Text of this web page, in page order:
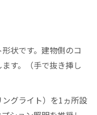
状です。建物側のコ
す。（手で抜き挿し
グライト）を1ヵ所設